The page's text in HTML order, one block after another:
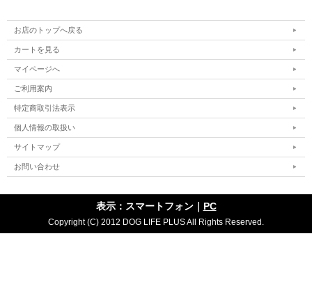
お店のトップへ戻る
カートを見る
マイページへ
ご利用案内
特定商取引法表示
個人情報の取扱い
サイトマップ
お問い合わせ
表示：スマートフォン｜ PC
Copyright (C) 2012 DOG LIFE PLUS All Rights Reserved.